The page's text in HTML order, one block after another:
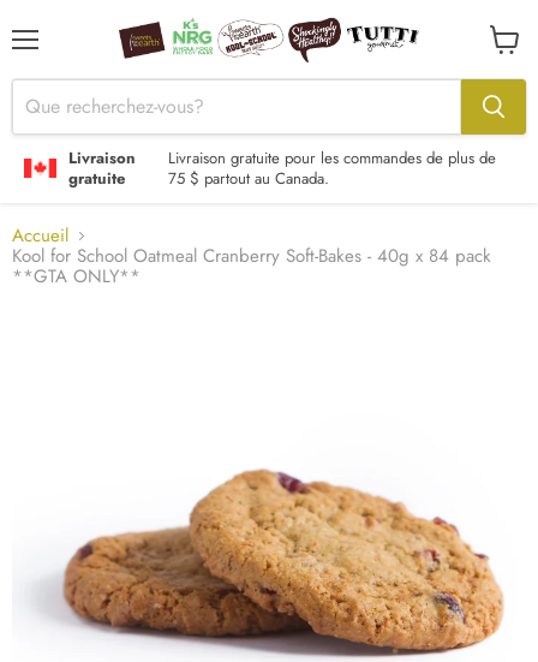
Livraison
gratuite
Livraison gratuite pour les commandes de plus de
75 $ partout au Canada.
le
panier
Accueil
Kool for School Oatmeal Cranberry Soft-Bakes - 40g x 84 pack
**GTA ONLY**